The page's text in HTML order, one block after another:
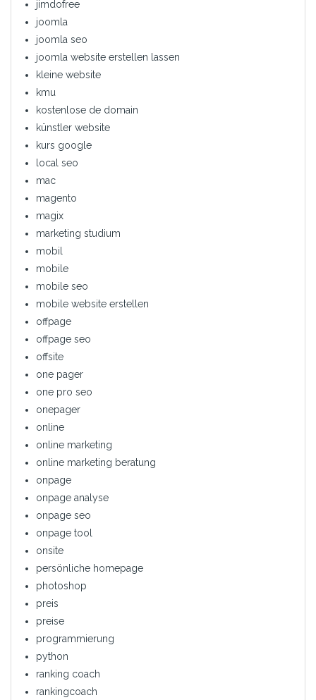
jimdofree
joomla
joomla seo
joomla website erstellen lassen
kleine website
kmu
kostenlose de domain
künstler website
kurs google
local seo
mac
magento
magix
marketing studium
mobil
mobile
mobile seo
mobile website erstellen
offpage
offpage seo
offsite
one pager
one pro seo
onepager
online
online marketing
online marketing beratung
onpage
onpage analyse
onpage seo
onpage tool
onsite
persönliche homepage
photoshop
preis
preise
programmierung
python
ranking coach
rankingcoach